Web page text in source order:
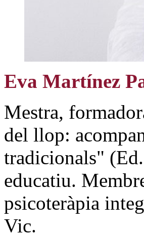
Eva Martínez
Mestra,
del llop:
tradicionals"
educatiu.
psicoteràpia
Vic.